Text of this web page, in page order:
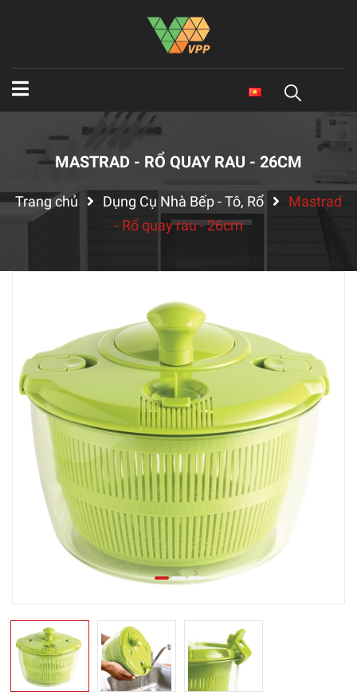
MASTRAD - RỔ QUAY RAU - 26CM
Trang chủ Dụng Cụ Nhà Bếp - Tô, Rổ
Mastrad
- Rổ quay rau - 26cm